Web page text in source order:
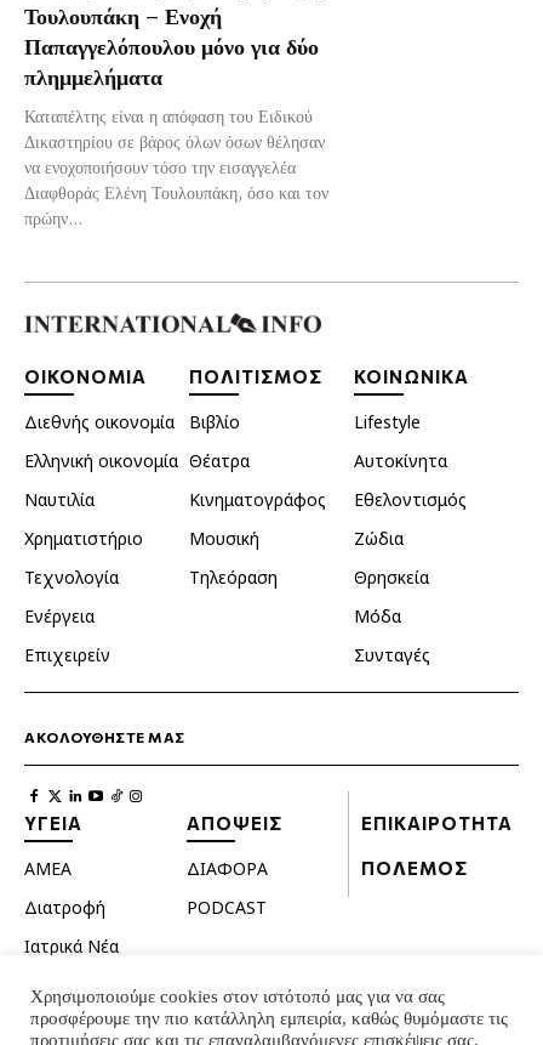
Τουλουπάκη – Ενοχή
Παπαγγελόπουλου μόνο για δύο
πλημμελήματα
Καταπέλτης είναι η απόφαση του Ειδικού
Δικαστηρίου σε βάρος όλων όσων θέλησαν
να ενοχοποιήσουν τόσο την εισαγγελέα
Διαφθοράς Ελένη Τουλουπάκη, όσο και τον
πρώην...
ΟΙΚΟΝΟΜΙΑ
Διεθνής οικονομία
Ελληνική οικονομία
Ναυτιλία
Χρηματιστήριο
Τεχνολογία
Ενέργεια
Επιχειρείν
ΠΟΛΙΤΙΣΜΟΣ
Βιβλίο
Θέατρα
Κινηματογράφος
Μουσική
Τηλεόραση
ΚΟΙΝΩΝΙΚΑ
Lifestyle
Αυτοκίνητα
Εθελοντισμός
Ζώδια
Θρησκεία
Μόδα
Συνταγές
ΑΚΟΛΟΥΘΗΣΤΕ ΜΑΣ
ΥΓΕΙΑ
ΑΜΕΑ
Διατροφή
Ιατρικά Νέα
Κατοικίδια
Ομορφιά
ΑΠΟΨΕΙΣ
ΔΙΑΦΟΡΑ
PODCAST
ΕΠΙΚΑΙΡΟΤΗΤΑ
ΠΟΛΕΜΟΣ
Χρησιμοποιούμε cookies στον ιστότοπό μας για να σας
προσφέρουμε την πιο κατάλληλη εμπειρία, καθώς θυμόμαστε τις
προτιμήσεις σας και τις επαναλαμβανόμενες επισκέψεις σας.